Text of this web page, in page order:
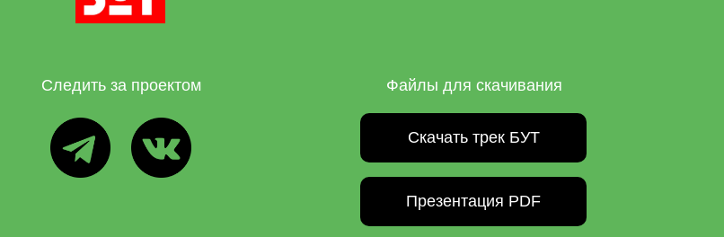
ТГ ВК
Следить за проектом
Презентация PDF
Скачать трек БУТ
Файлы для скачивания